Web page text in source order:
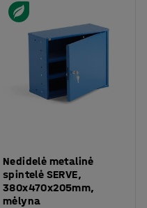
Nedidelė metalinė
spintelė SERVE,
380x470x205mm,
mėlyna